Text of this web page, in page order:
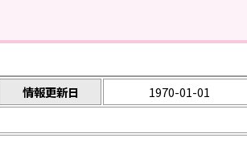
情報更新日
1970-01-01